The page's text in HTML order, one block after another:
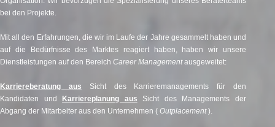
bei den Projekte.
Mit all den Erfahrungen, die wir im Laufe der Jahre gesammelt haben und
auf die Bedürfnisse des Marktes reagiert haben, haben wir unsere
Dienstleistungen auf den Bereich Career Managementausgeweitet:
Karriereberatung aus Sicht des Karrieremanagements für den
Kandidaten und
Karriereplanung aus Sicht des Managements der
Abgang der Mitarbeiter aus den Unternehmen ( Outplacement).